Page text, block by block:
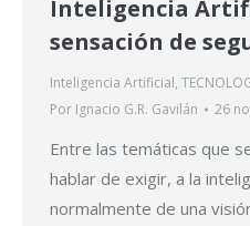
Inteligencia
sensación de
Inteligencia Artificial,
Por Ignacio G.R. Gavilán 26
Entre las temáticas que
hablar de exigir, a la
normalmente de una